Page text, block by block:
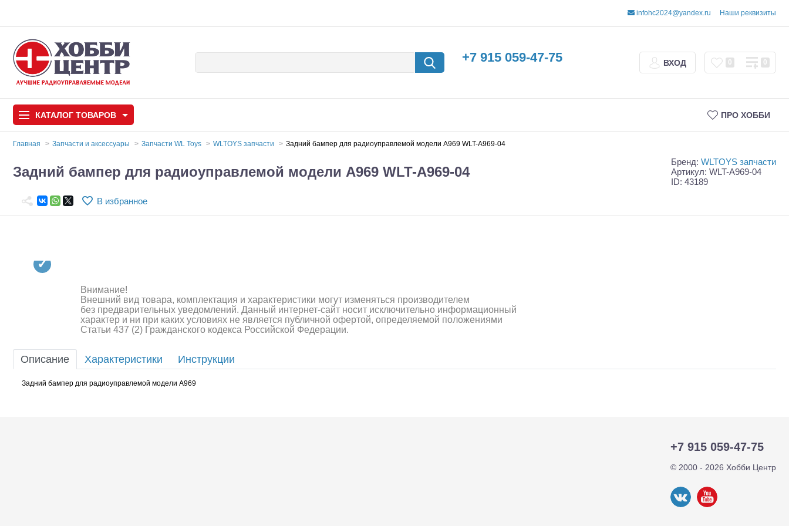
infohc2024@yandex.ru Наши реквизиты
+7 915 059-47-75 ВХОД 0 0
КАТАЛОГ ТОВАРОВ ПРО ХОББИ
Автомодели
Игрушки
Квадрокоптеры
Аккумуляторы и батарейки
Зарядные устройства и блоки
Автомодели для сборки
Машины с
Трофи Шорт-корсы
Главная Запчасти и аксессуары Запчасти WL Toys WLTOYS запчасти Задний бампер для радиоуправлемой модели A969 WLT-A969-04
Задний бампер для радиоуправлемой модели A969 WLT-A969-04
Бренд: WLTOYS запчасти
Артикул: WLT-A969-04
ID: 43189
В избранное
Внимание!
Внешний вид товара, комплектация и характеристики могут изменяться производителем
без предварительных уведомлений. Данный интернет-сайт носит исключительно информационный
характер и ни при каких условиях не является публичной офертой, определяемой положениями
Статьи 437 (2) Гражданского кодекса Российской Федерации.
Описание Характеристики Инструкции
Задний бампер для радиоуправлемой модели A969
+7 915 059-47-75
© 2000 - 2026 Хобби Центр